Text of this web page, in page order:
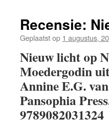
Recensie:
Geplaatst op 1 augustus,
Nieuw licht op
Moedergodin
Annine E.G.
Pansophia
9789082031324